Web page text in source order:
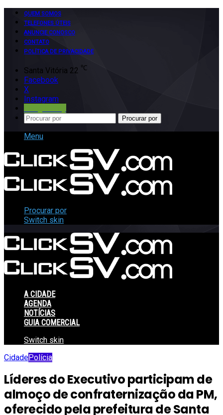
QUEM SOMOS
TELEFONES ÚTEIS
ANUNCIE CONOSCO
CONTATO
POLÍTICA DE PRIVACIDADE
Santa Vitória 22 ℃
Facebook
X
Instagram
Procurar por
Menu
Procurar por
Switch skin
A CIDADE
AGENDA
NOTÍCIAS
GUIA COMERCIAL
Switch skin
CidadePolícia
Líderes do Executivo participam de
almoço de confraternização da PM,
oferecido pela prefeitura de Santa